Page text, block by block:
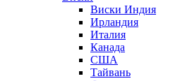
Виски Индия
Ирландия
Италия
Канада
США
Тайвань